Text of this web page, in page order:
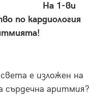
На 1-ви
по кардиология
е изложен на
сърдечна аритмия?